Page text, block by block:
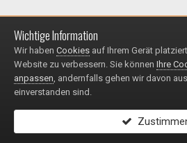
Impressum /
© 1999 - 2025
Powered by Invision
Wichtige Information
Wir haben Cookies auf Ihrem Gerät
Website zu verbessern. Sie können Ihre
anpassen, andernfalls gehen wir davon
einverstanden sind.